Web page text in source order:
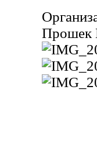
Прошек